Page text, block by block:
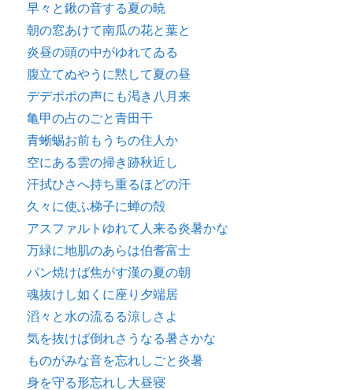
早々と鍬の音する夏の暁
朝の窓あけて南瓜の花と葉と
炎昼の頭の中がゆれてゐる
腹立てぬやうに黙して夏の昼
デデポポの声にも渇き八月来
亀甲の占のごと青田干
青蜥蜴お前もうちの住人か
空にある雲の掃き跡秋近し
汗拭ひさへ持ち重るほどの汗
久々に使ふ梯子に蝉の殻
アスファルトゆれて人来る炎暑かな
万緑に地肌のあらは伯耆富士
パン焼けば焦がす漢の夏の朝
魂抜けし如くに座り夕端居
滔々と水の流るる涼しさよ
気を抜けば倒れさうなる暑さかな
ものがみな音を忘れしごと炎暑
身を守る形忘れし大昼寝